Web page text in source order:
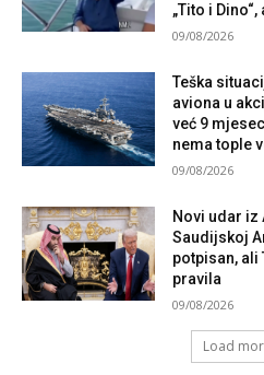
„Tito i
09/08/2026
Teška
aviona u
već 9
nema tople
09/08/2026
Novi udar iz
Saudijskoj
potpisan,
pravila
09/08/2026
Load